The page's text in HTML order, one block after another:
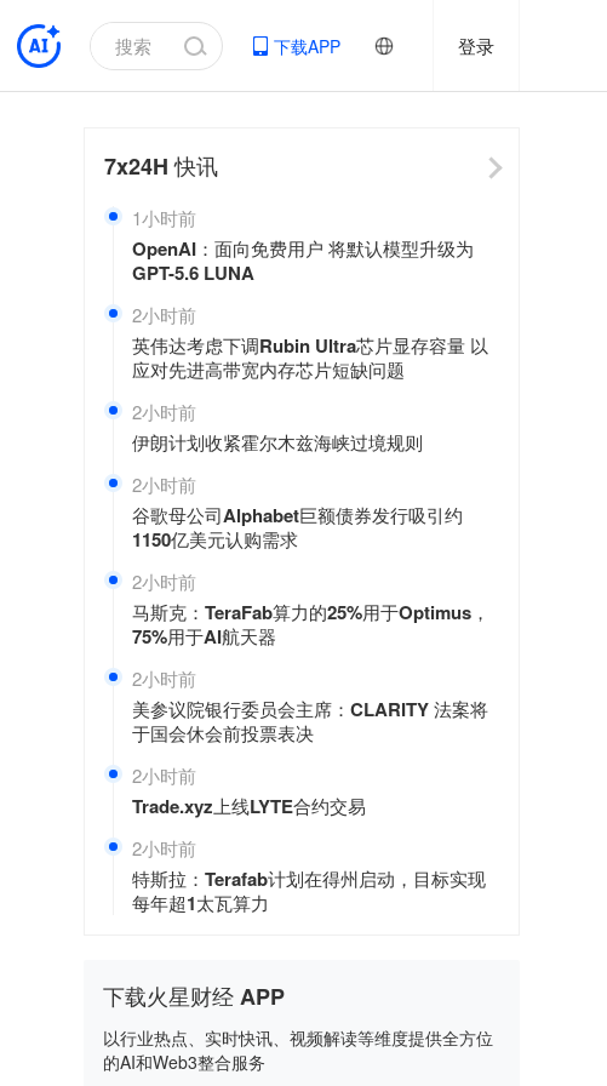
下载APP 登录
7x24H快讯
1小时前
OpenAI：面向免费用户 将默认模型升级为
GPT-5.6 LUNA
2小时前
英伟达考虑下调Rubin Ultra芯片显存容量 以
应对先进高带宽内存芯片短缺问题
2小时前
伊朗计划收紧霍尔木兹海峡过境规则
2小时前
谷歌母公司Alphabet巨额债券发行吸引约
1150亿美元认购需求
2小时前
马斯克：TeraFab算力的25%用于Optimus，
75%用于AI航天器
2小时前
美参议院银行委员会主席：CLARITY 法案将
于国会休会前投票表决
2小时前
Trade.xyz上线LYTE合约交易
2小时前
特斯拉：Terafab计划在得州启动，目标实现
每年超1太瓦算力
下载火星财经 APP
以行业热点、实时快讯、视频解读等维度提供全方位
的AI和Web3整合服务